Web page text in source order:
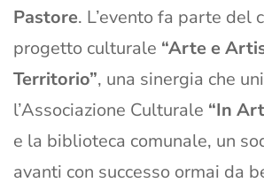
Pastore. L’evento fa parte del
progetto culturale “Arte e
Territorio”, una sinergia che
l’Associazione Culturale “In
e la biblioteca comunale, un
avanti con successo ormai da